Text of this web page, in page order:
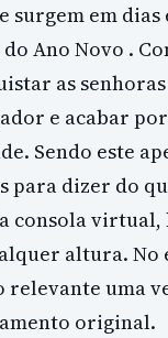
em dias
Ano Novo .
as
e acabar
Sendo este
para dizer do
consola
altura. No
uma
original.